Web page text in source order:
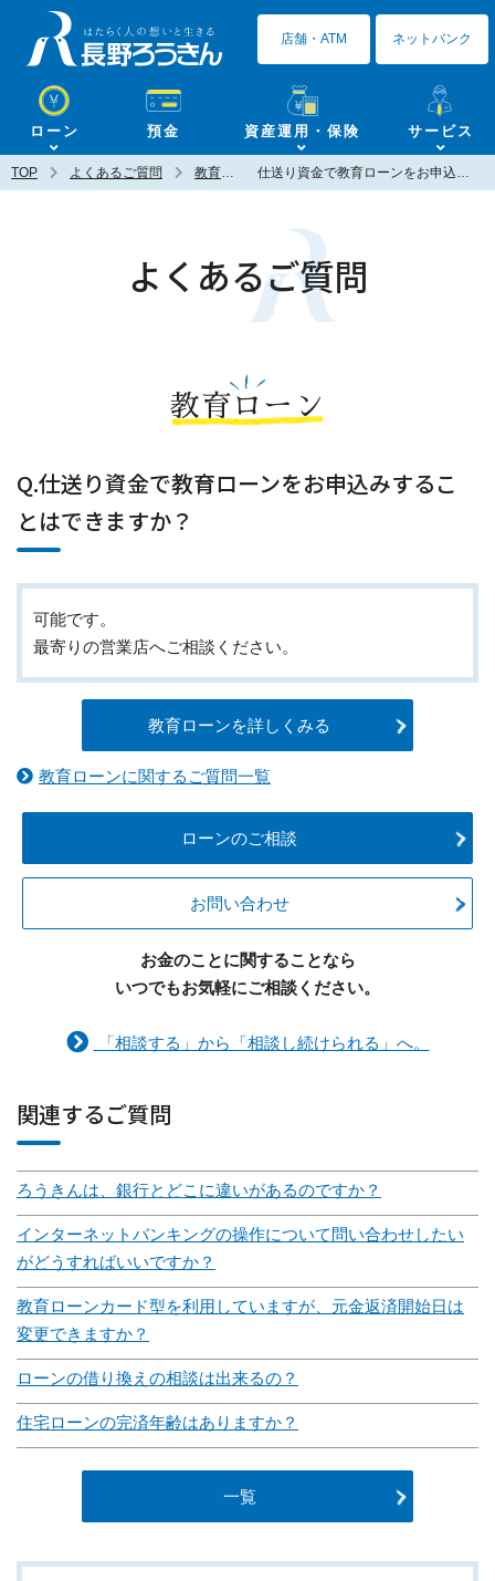
ローン 預金 資産運用・保険 サービス
店舗・ATM ネットバンク
TOP よくあるご質問 教育ローン 仕送り資金で教育ローンをお申込みすることはできますか？
よくあるご質問
教育ローン
Q.仕送り資金で教育ローンをお申込みするこ
とはできますか？
可能です。
最寄りの営業店へご相談ください。
教育ローンを詳しくみる
教育ローンに関するご質問一覧
ローンのご相談
お問い合わせ
お金のことに関することなら
いつでもお気軽にご相談ください。
「相談する」から「相談し続けられる」へ。
関連するご質問
ろうきんは、銀行とどこに違いがあるのですか？
インターネットバンキングの操作について問い合わせしたい
がどうすればいいですか？
教育ローンカード型を利用していますが、元金返済開始日は
変更できますか？
ローンの借り換えの相談は出来るの？
住宅ローンの完済年齢はありますか？
一覧